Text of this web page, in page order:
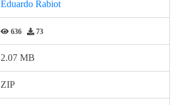
Eduardo Rabiot
636 73
2.07 MB
ZIP